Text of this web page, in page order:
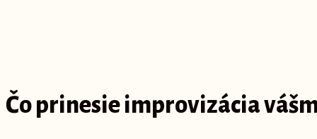
Čo prinesie improvizácia